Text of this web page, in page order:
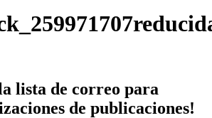
lista de correo para
de publicaciones!